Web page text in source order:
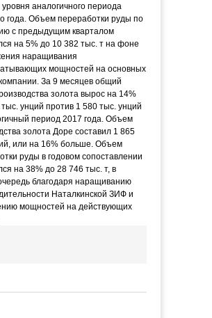
аналогичного периода
года. Объем переработки руды по
с предыдущим кварталом
на 5% до 10 382 тыс. т на фоне
наращивания
мощностей на основных
За 9 месяцев общий
золота вырос на 14%
унций против 1 580 тыс. унций
период 2017 года. Объем
золота Доре составил 1 865
или на 16% больше. Объем
руды в годовом сопоставлении
на 38% до 28 746 тыс. т, в
благодаря наращиванию
Наталкинской ЗИФ и
мощностей на действующих